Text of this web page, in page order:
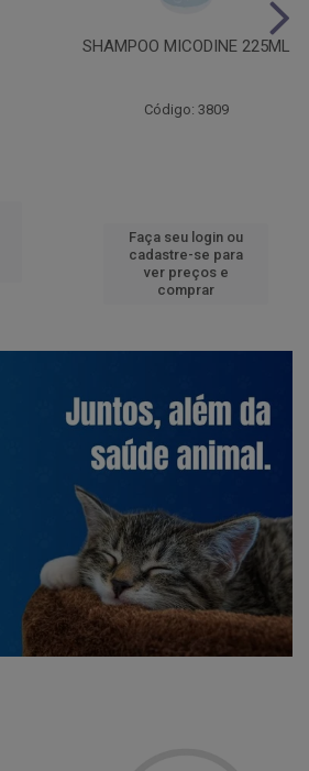
SHAMPOO MICODINE 225ML
Código: 3809
Faça seu login ou
cadastre-se para
ver preços e
comprar